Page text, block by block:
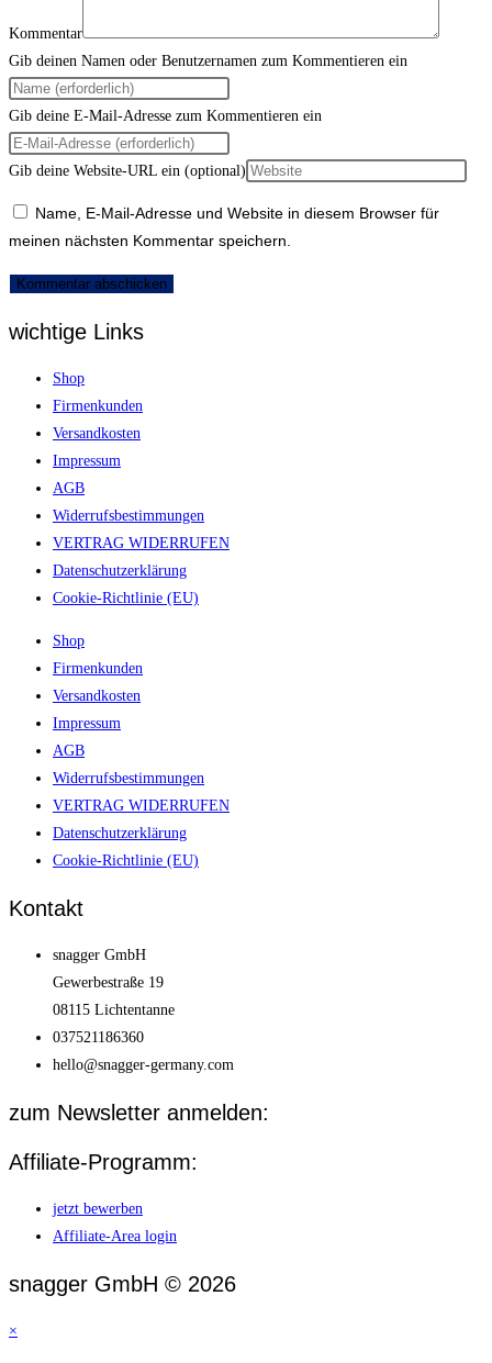
Kommentar
Gib deinen Namen oder Benutzernamen zum Kommentieren ein
Gib deine E-Mail-Adresse zum Kommentieren ein
Gib deine Website-URL ein (optional)
Name, E-Mail-Adresse und Website in diesem Browser für
meinen nächsten Kommentar speichern.
wichtige Links
Shop
Firmenkunden
Versandkosten
Impressum
AGB
Widerrufsbestimmungen
VERTRAG WIDERRUFEN
Datenschutzerklärung
Cookie-Richtlinie (EU)
Shop
Firmenkunden
Versandkosten
Impressum
AGB
Widerrufsbestimmungen
VERTRAG WIDERRUFEN
Datenschutzerklärung
Cookie-Richtlinie (EU)
Kontakt
snagger GmbH
Gewerbestraße 19
08115 Lichtentanne
037521186360
hello@snagger-germany.com
zum Newsletter anmelden:
Affiliate-Programm:
jetzt bewerben
Affiliate-Area login
snagger GmbH © 2026
×